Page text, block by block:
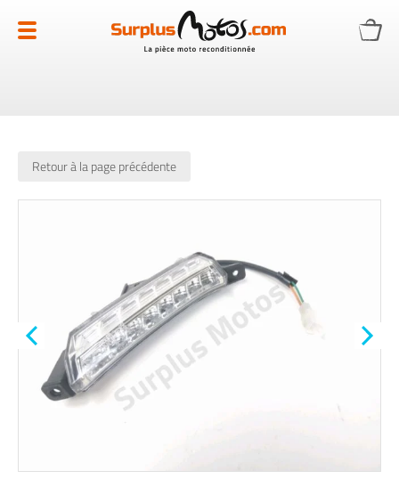
au
contenu
Retour à la page précédente
gallery